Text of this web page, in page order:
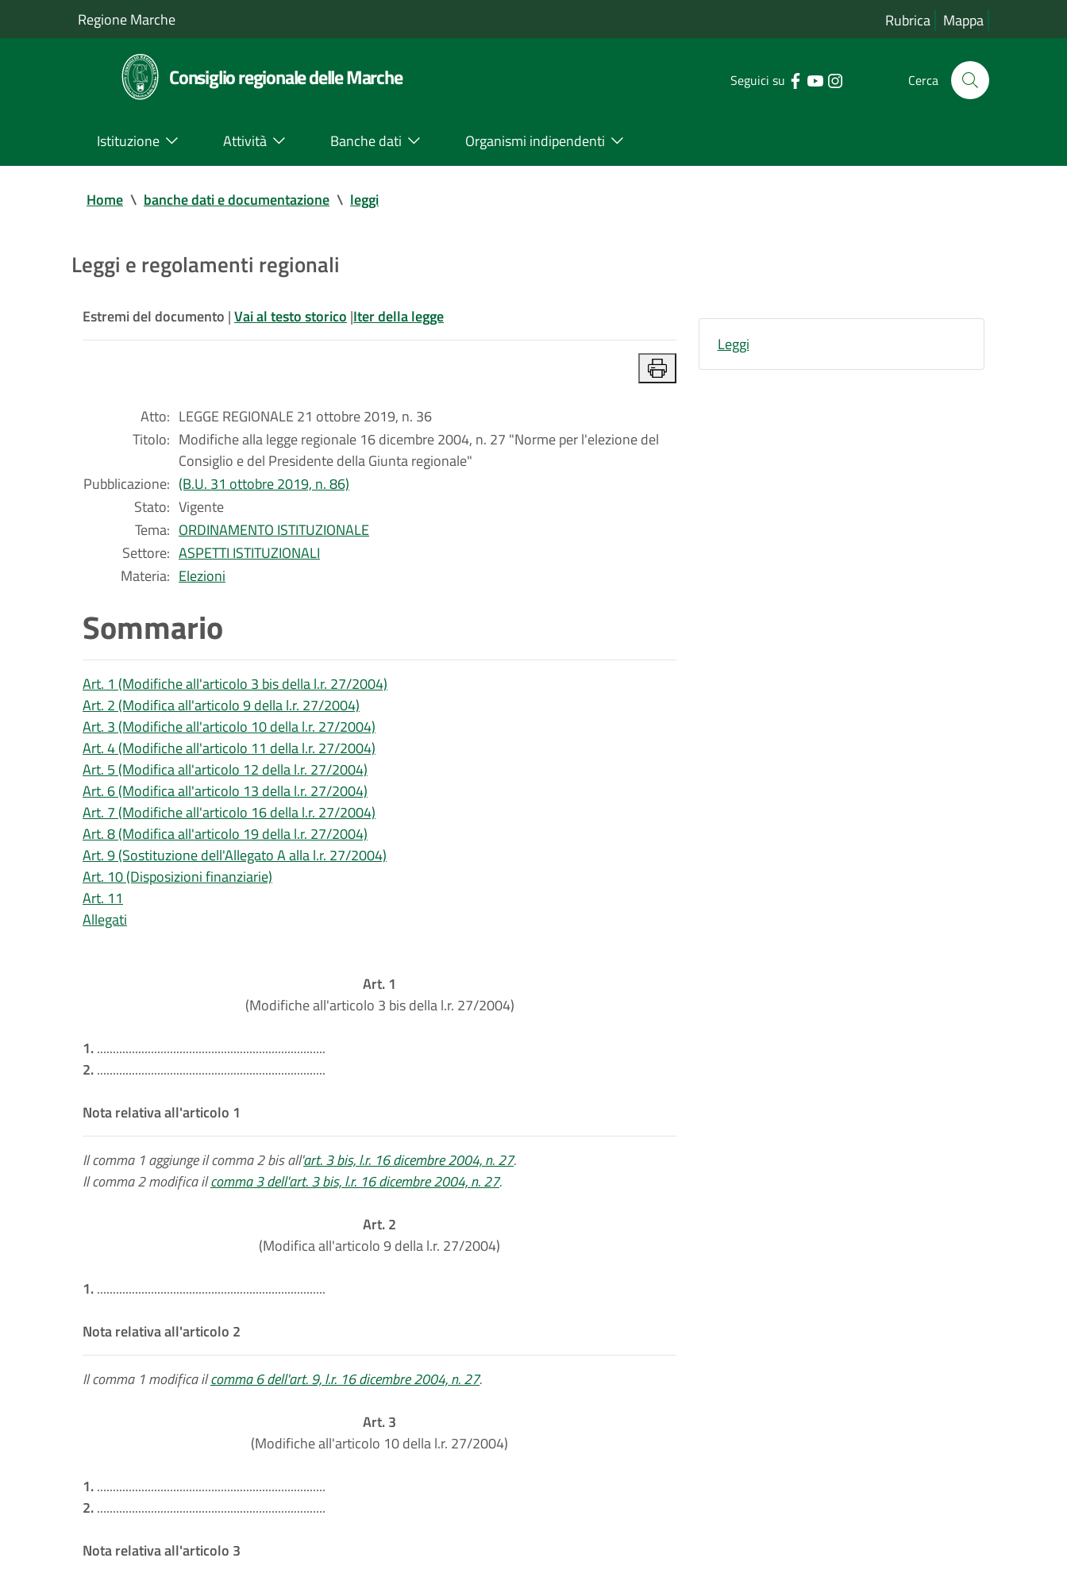
Regione Marche Rubrica Mappa
Consiglio regionale delle Marche Seguici su Cerca
Istituzione Attività Banche dati Organismi indipendenti
Home \ banche dati e documentazione \ leggi
Leggi e regolamenti regionali
Estremi del documento |Vai al testo storico |Iter della legge
Atto: LEGGE REGIONALE 21 ottobre 2019, n. 36
Titolo: Modifiche alla legge regionale 16 dicembre 2004, n. 27 "Norme per l'elezione del
Consiglio e del Presidente della Giunta regionale"
Pubblicazione: (B.U. 31 ottobre 2019, n. 86)
Stato: Vigente
Tema: ORDINAMENTO ISTITUZIONALE
Settore: ASPETTI ISTITUZIONALI
Materia: Elezioni
Sommario
Art. 1 (Modifiche all'articolo 3 bis della l.r. 27/2004)
Art. 2 (Modifica all'articolo 9 della l.r. 27/2004)
Art. 3 (Modifiche all'articolo 10 della l.r. 27/2004)
Art. 4 (Modifiche all'articolo 11 della l.r. 27/2004)
Art. 5 (Modifica all'articolo 12 della l.r. 27/2004)
Art. 6 (Modifica all'articolo 13 della l.r. 27/2004)
Art. 7 (Modifiche all'articolo 16 della l.r. 27/2004)
Art. 8 (Modifica all'articolo 19 della l.r. 27/2004)
Art. 9 (Sostituzione dell'Allegato A alla l.r. 27/2004)
Art. 10 (Disposizioni finanziarie)
Art. 11
Allegati
Art. 1
(Modifiche all'articolo 3 bis della l.r. 27/2004)
1.........................................................................
2.........................................................................
Nota relativa all'articolo 1
Il comma 1 aggiunge il comma 2 bis all'art. 3 bis, l.r. 16 dicembre 2004, n. 27.
Il comma 2 modifica ilcomma 3 dell'art. 3 bis, l.r. 16 dicembre 2004, n. 27.
Art. 2
(Modifica all'articolo 9 della l.r. 27/2004)
1.........................................................................
Nota relativa all'articolo 2
Il comma 1 modifica ilcomma 6 dell'art. 9, l.r. 16 dicembre 2004, n. 27.
Art. 3
(Modifiche all'articolo 10 della l.r. 27/2004)
1.........................................................................
2.........................................................................
Nota relativa all'articolo 3
Leggi